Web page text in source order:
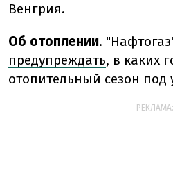
Венгрия.
Об отоплении.
предупреждать, в каких
отопительный сезон под
РЕКЛАМА: